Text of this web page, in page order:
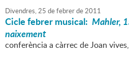
Divendres,25 defebrerde2011
Cicle febrer musical: Mahler,
naixement
conferència a càrrec de Joan